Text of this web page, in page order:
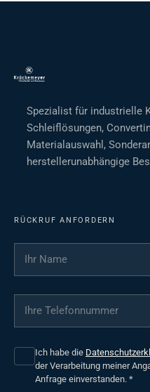
Spezialist für industrielle
Schleiflösungen,
Materialauswahl,
herstellerunabhängige
RÜCKRUF ANFORDERN
Ihr Name
Ihre Telefonnummer
Ich habe die
der Verarbeitung meiner
Anfrage einverstanden. *